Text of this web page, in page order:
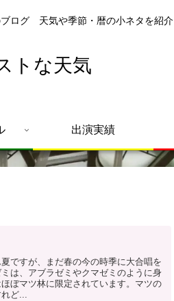
ログ 天気や季節・暦の小ネタを紹介
トな天気
出演実績
ですが、まだ春の今の時季に大合唱を
は、アブラゼミやクマゼミのように身
ぼマツ林に限定されています。マツの
ど...